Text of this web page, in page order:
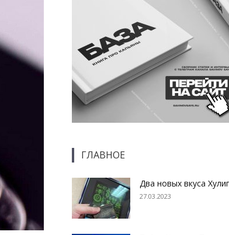
ГЛАВНОЕ
Два новых вкуса
27.03.2023